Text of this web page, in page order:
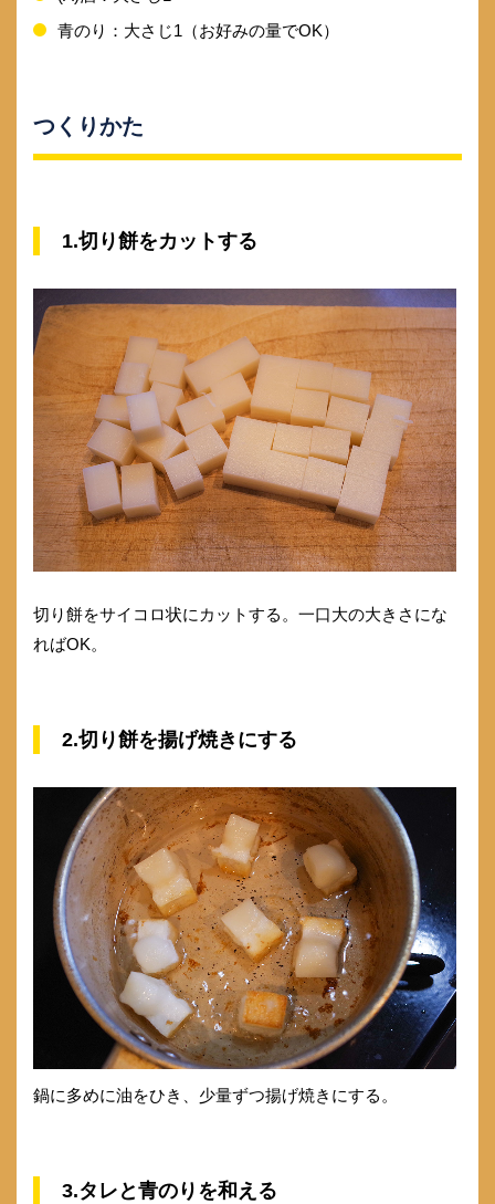
青のり：大さじ1（お好みの量でOK）
つくりかた
1.切り餅をカットする
切り餅をサイコロ状にカットする。一口大の大きさにな
ればOK。
2.切り餅を揚げ焼きにする
鍋に多めに油をひき、少量ずつ揚げ焼きにする。
3.タレと青のりを和える